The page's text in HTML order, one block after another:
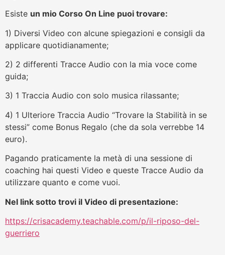
Esiste un mio Corso On Line puoi trovare:
1) Diversi Video con alcune spiegazioni e consigli da
applicare quotidianamente;
2) 2 differenti Tracce Audio con la mia voce come
guida;
3) 1 Traccia Audio con solo musica rilassante;
4) 1 Ulteriore Traccia Audio “Trovare la Stabilità in se
stessi” come Bonus Regalo (che da sola verrebbe 14
euro).
Pagando praticamente la metà di una sessione di
coaching hai questi Video e queste Tracce Audio da
utilizzare quanto e come vuoi.
Nel link sotto trovi il Video di presentazione:
https://crisacademy.teachable.com/p/il-riposo-del-
guerriero